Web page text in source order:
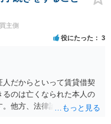
主側
役にたった 3
だからといって賃貸借契
のは亡くなられた本人の
他方、法律論はさてお